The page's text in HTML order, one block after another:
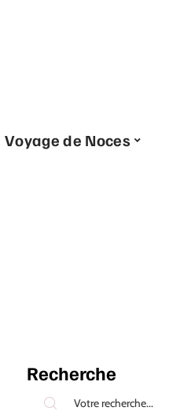
Voyage de Noces
Recherche